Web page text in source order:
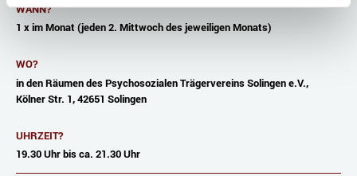
WANN?
1 x im Monat (jeden 2. Mittwoch des jeweiligen Monats)
WO?
in den Räumen des Psychosozialen Trägervereins Solingen e.V.,
Kölner Str. 1, 42651 Solingen
UHRZEIT?
19.30 Uhr bis ca. 21.30 Uhr